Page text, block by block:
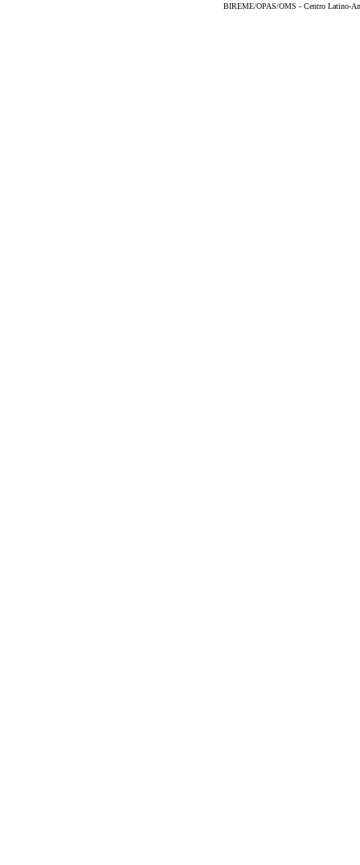
BIREME/OPAS/OMS - Centro Latino-